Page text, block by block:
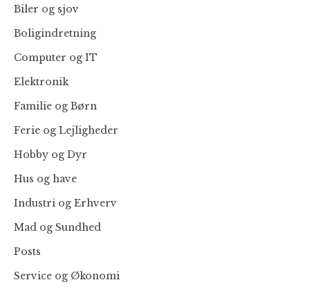
Biler og sjov
Boligindretning
Computer og IT
Elektronik
Familie og Børn
Ferie og Lejligheder
Hobby og Dyr
Hus og have
Industri og Erhverv
Mad og Sundhed
Posts
Service og Økonomi